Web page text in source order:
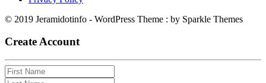
© 2019 Jeramidotinfo - WordPress Theme : by Sparkle Themes
Create Account